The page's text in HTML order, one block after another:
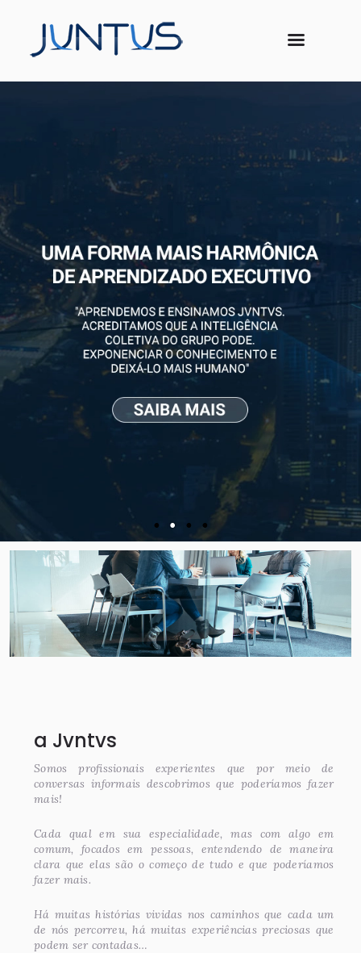
a Jvntvs
Somos profissionais experientes que por meio de
conversas informais descobrimos que poderíamos fazer
mais!
Cada qual em sua especialidade, mas com algo em
comum, focados em pessoas, entendendo de maneira
clara que elas são o começo de tudo e que poderíamos
fazer mais.
Há muitas histórias vividas nos caminhos que cada um
de nós percorreu, há muitas experiências preciosas que
podem ser contadas…